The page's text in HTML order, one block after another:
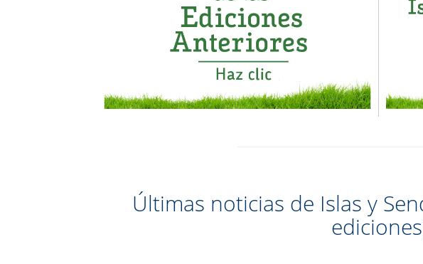
Últimas noticias de Islas y